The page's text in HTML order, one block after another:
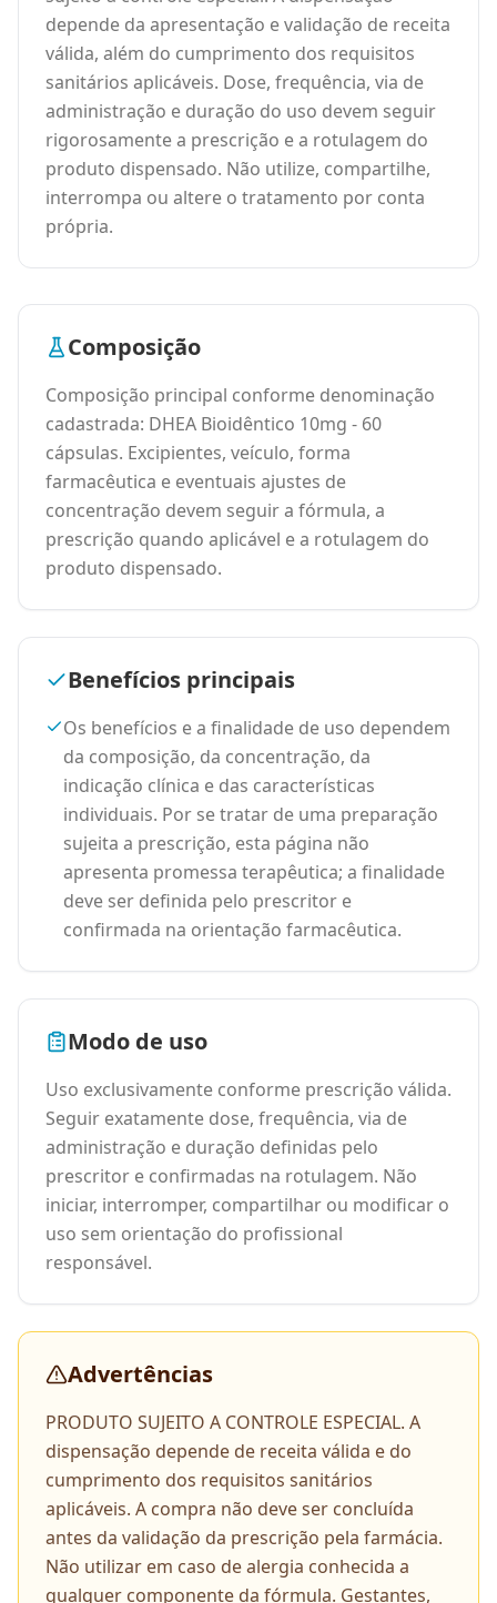
depende da apresentação e validação de receita
válida, além do cumprimento dos requisitos
sanitários aplicáveis. Dose, frequência, via de
administração e duração do uso devem seguir
rigorosamente a prescrição e a rotulagem do
produto dispensado. Não utilize, compartilhe,
interrompa ou altere o tratamento por conta
própria.
Composição
Composição principal conforme denominação
cadastrada: DHEA Bioidêntico 10mg - 60
cápsulas. Excipientes, veículo, forma
farmacêutica e eventuais ajustes de
concentração devem seguir a fórmula, a
prescrição quando aplicável e a rotulagem do
produto dispensado.
Benefícios principais
Os benefícios e a finalidade de uso dependem
da composição, da concentração, da
indicação clínica e das características
individuais. Por se tratar de uma preparação
sujeita a prescrição, esta página não
apresenta promessa terapêutica; a finalidade
deve ser definida pelo prescritor e
confirmada na orientação farmacêutica.
Modo de uso
Uso exclusivamente conforme prescrição válida.
Seguir exatamente dose, frequência, via de
administração e duração definidas pelo
prescritor e confirmadas na rotulagem. Não
iniciar, interromper, compartilhar ou modificar o
uso sem orientação do profissional
responsável.
Advertências
PRODUTO SUJEITO A CONTROLE ESPECIAL. A
dispensação depende de receita válida e do
cumprimento dos requisitos sanitários
aplicáveis. A compra não deve ser concluída
antes da validação da prescrição pela farmácia.
Não utilizar em caso de alergia conhecida a
qualquer componente da fórmula. Gestantes,